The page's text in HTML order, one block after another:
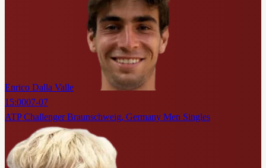
Enrico Dalla Valle
15:0007-07
ATP Challenger Braunschweig, Germany Men Singles